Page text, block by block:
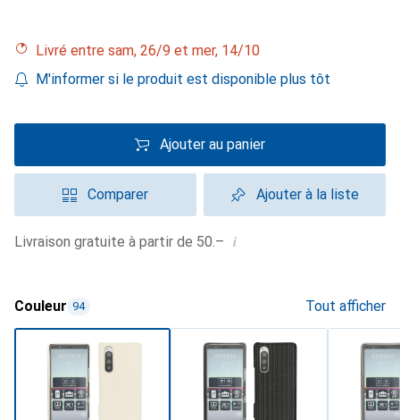
Livré entre sam, 26/9 et mer, 14/10
M'informer si le produit est disponible plus tôt
Ajouter au panier
Comparer Ajouter à la liste
Livraison gratuite à partir de 50.– i
Couleur 94 Tout afficher